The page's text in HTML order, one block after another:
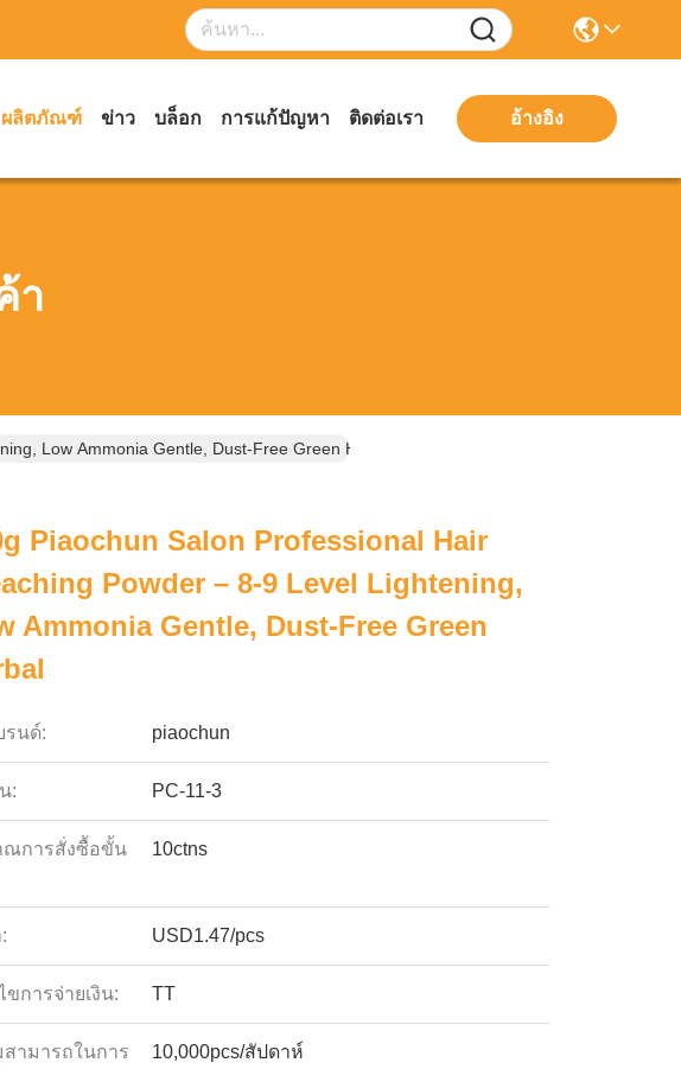
ผลิตภัณฑ์ ข่าว บล็อก การแก้ปัญหา ติดต่อเรา อ้างอิง
า
Low Ammonia Gentle, Dust-Free Green Herbal
Piaochun Salon Professional Hair
Powder – 8-9 Level Lightening,
Ammonia Gentle, Dust-Free Green
รนด์: piaochun
: PC-11-3
ณการสั่งซื้อขั้น
10ctns
USD1.47/pcs
ขการจ่ายเงิน: TT
ามารถในการ
10,000pcs/สัปดาห์